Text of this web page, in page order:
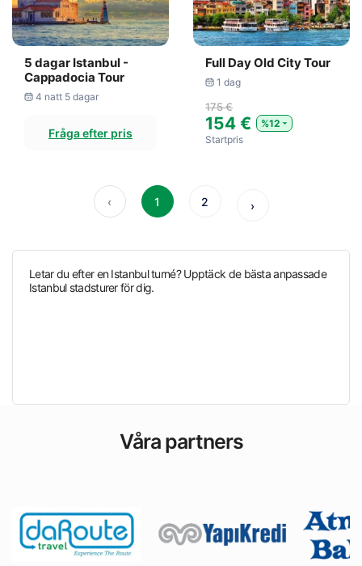
5 dagar Istanbul -
Cappadocia Tour
4 natt 5 dagar
Fråga efter pris
Full Day Old City Tour
1 dag
175 €
154 €
%12
Startpris
‹ 1 2 ›
Letar du efter en Istanbul turné? Upptäck de bästa anpassade
Istanbul stadsturer för dig.
Våra partners